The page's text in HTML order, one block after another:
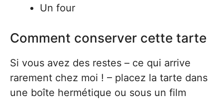
Un four
Comment conserver cette tarte
Si vous avez des restes – ce qui arrive
rarement chez moi ! – placez la tarte dans
une boîte hermétique ou sous un film